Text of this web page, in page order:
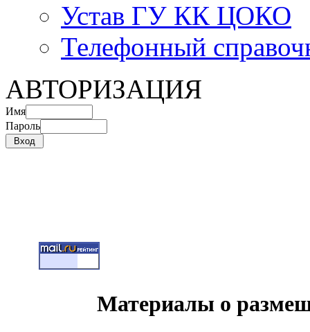
Устав ГУ КК ЦОКО
Телефонный
АВТОРИЗАЦИЯ
Имя
Пароль
Материалы о